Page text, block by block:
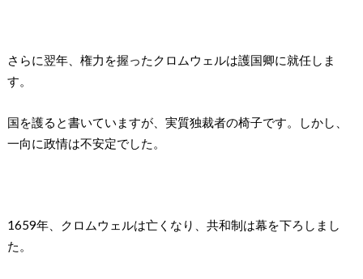
さらに翌年、権力を握ったクロムウェルは護国卿に就任しま
す。
国を護ると書いていますが、実質独裁者の椅子です。しかし、
一向に政情は不安定でした。
1659年、クロムウェルは亡くなり、共和制は幕を下ろしまし
た。